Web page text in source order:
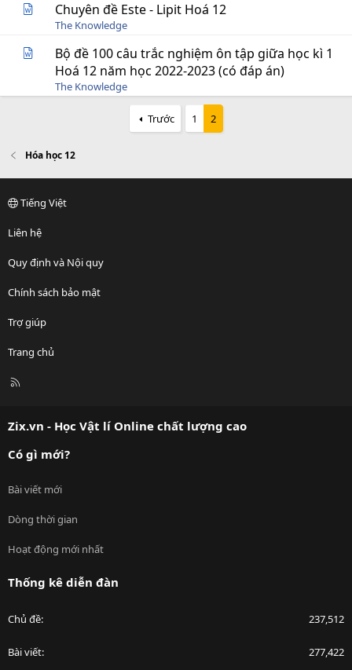
Chuyên đề Este - Lipit Hoá 12
The Knowledge
Bộ đề 100 câu trắc nghiệm ôn tập giữa học kì 1
Hoá 12 năm học 2022-2023 (có đáp án)
The Knowledge
Trước 1 2
Hóa học 12
Tiếng Việt
Liên hệ
Quy định và Nội quy
Chính sách bảo mật
Trợ giúp
Trang chủ
R
Zix.vn - Học Vật lí Online chất lượng cao
Có gì mới?
Bài viết mới
Dòng thời gian
Hoạt động mới nhất
Thống kê diễn đàn
Chủ đề 237,512
Bài viết 277,422